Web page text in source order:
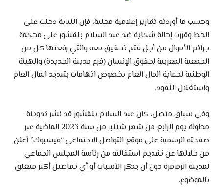
وحسب ما أوردته تقارير إعلامية محلية، فإن النيابة دخلت على
الخط وقررت إحالة شكاية ضد عبد السلام بلقشور على محكمة
جرائم الأموال من أجل فتح تحقيق معه والتي رفعتها كل من
الجمعية المغربية لحقوق الإنسان (فرع مدينة الجديدة) والهيئة
الوطنية لحماية المال العام بخصوص اتهامات بتبديد المال العام
واستغلال النفود.
وفي سياق متصل، كان عبد السلام بلقشور قد نشر تدوينة
مطولة يوم الرابع من شهر شتنبر من سنة 2023 الماضية عبر
صفحته الرسمية على موقع التواصل الاجتماعي “فيسبوك” أعلن
من خلالها عن تقديم استقالته من رئاسة المجلس الجماعي
لمدينة الزمامرة دون أن يذكر الأسباب أو أي تفاصيل أكثر متعلق
بالموضوع.